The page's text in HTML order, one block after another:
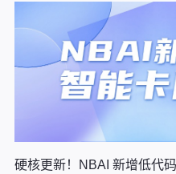
硬核更新！NBAI 新增低代